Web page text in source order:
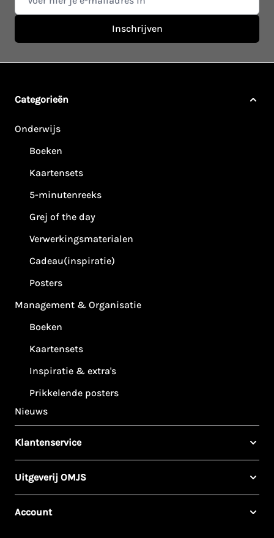
Inschrijven
Categorieën
Onderwijs
Boeken
Kaartensets
5-minutenreeks
Grej of the day
Verwerkingsmaterialen
Cadeau(inspiratie)
Posters
Management & Organisatie
Boeken
Kaartensets
Inspiratie & extra's
Prikkelende posters
Nieuws
Klantenservice
Uitgeverij OMJS
Account